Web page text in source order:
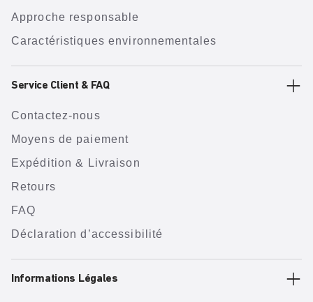
Approche responsable
Caractéristiques environnementales
Service Client & FAQ
Contactez-nous
Moyens de paiement
Expédition & Livraison
Retours
FAQ
Déclaration d’accessibilité
Informations Légales